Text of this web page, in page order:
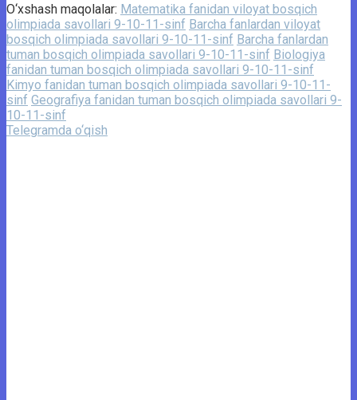
O‘xshash maqolalar: Matematika fanidan viloyat bosqich
olimpiada savollari 9-10-11-sinf Barcha fanlardan viloyat
bosqich olimpiada savollari 9-10-11-sinf Barcha fanlardan
tuman bosqich olimpiada savollari 9-10-11-sinf Biologiya
fanidan tuman bosqich olimpiada savollari 9-10-11-sinf
Kimyo fanidan tuman bosqich olimpiada savollari 9-10-11-
sinf Geografiya fanidan tuman bosqich olimpiada savollari 9-
10-11-sinf
Telegramda o‘qish